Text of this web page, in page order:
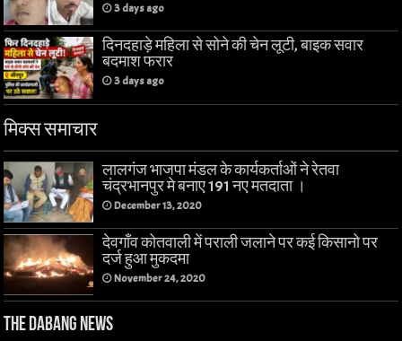
3 days ago
दिनदहाड़े महिला से सोने की चेन लूटी, बाइक सवार
बदमाश फरार
3 days ago
मिक्स समाचार
लालगंज भाजपा मंडल के कार्यकर्ताओं ने रेतवा
चंद्रभानपुर मे बनाए 191 नए मतदाता ।
December 13, 2020
देवगाँव कोतवाली में पराली जलाने पर कई किसानो पर
दर्ज हुआ मुकदमा
November 24, 2020
The Dabang News